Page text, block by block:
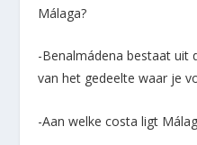
Málaga?
-Benalmádena bestaat uit
van het gedeelte waar je
-Aan welke costa ligt